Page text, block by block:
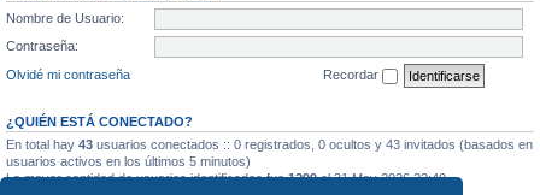
Nombre de Usuario:
Contraseña:
Olvidé mi contraseña
Recordar
¿QUIÉN ESTÁ CONECTADO?
En total hay 43 usuarios conectados :: 0 registrados, 0 ocultos y 43 invitados (basados en
usuarios activos en los últimos 5 minutos)
La mayor cantidad de usuarios identificados fue1299el 31 May 2026 22:40